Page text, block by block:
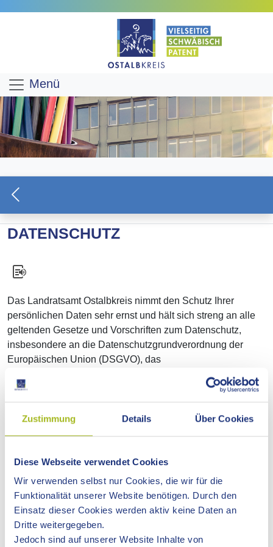
Zustimmung Details Über Cookies
Diese Webseite verwendet Cookies
Wir verwenden selbst nur Cookies, die wir für die
Funktionalität unserer Website benötigen. Durch den
Einsatz dieser Cookies werden aktiv keine Daten an
Dritte weitergegeben.
Jedoch sind auf unserer Website Inhalte von
Menü
DATENSCHUTZ
Das Landratsamt Ostalbkreis nimmt den Schutz Ihrer
persönlichen Daten sehr ernst und hält sich streng an alle
geltenden Gesetze und Vorschriften zum Datenschutz,
insbesondere an die Datenschutzgrundverordnung der
Europäischen Union (DSGVO), das
Landesdatenschutzgesetz von Baden-Württemberg
(LDSG). Der Datenschutzbeauftragte des Ostalbkreises
berät in Fragen des Datenschutzes und überwacht die
inhaltliche Verknüpfung der zwingend zusammen
gehörenden Themen "Digitalisierung" und "Datenschutz"
zum Wohl aller Bürgerinnen und Bürger - das eine ist ohne
das andere undenkbar. Innovationsoffensiven wie die